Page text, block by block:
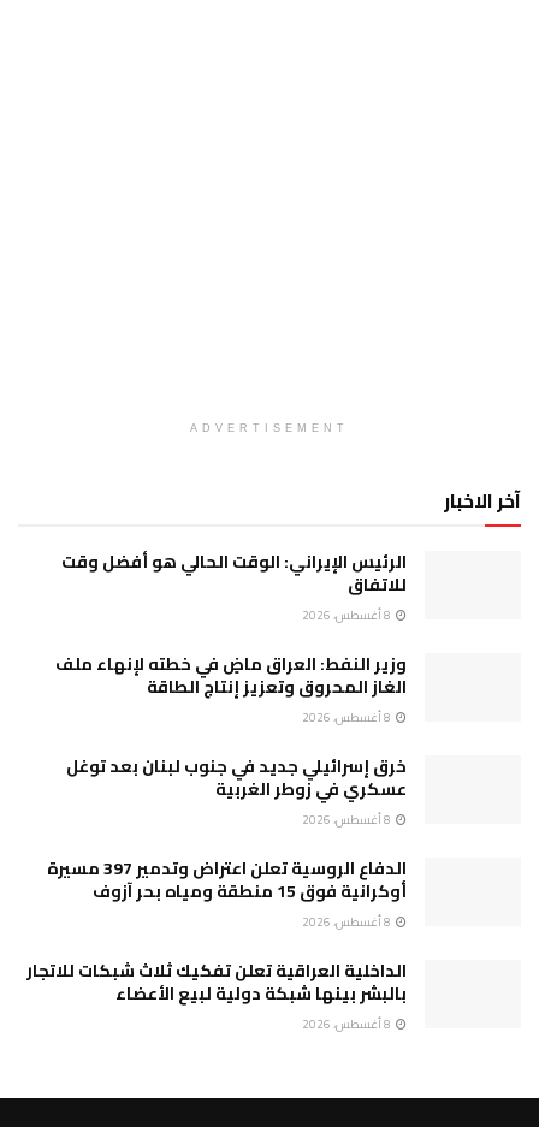
ADVERTISEMENT
آخر الاخبار
الرئيس الإيراني: الوقت الحالي هو أفضل وقت
للاتفاق
وزير النفط: العراق ماضٍ في خطته لإنهاء ملف
الغاز المحروق وتعزيز إنتاج الطاقة
خرق إسرائيلي جديد في جنوب لبنان بعد توغل
عسكري في زوطر الغربية
الدفاع الروسية تعلن اعتراض وتدمير 397 مسيرة
أوكرانية فوق 15 منطقة ومياه بحر آزوف
الداخلية العراقية تعلن تفكيك ثلاث شبكات للاتجار
بالبشر بينها شبكة دولية لبيع الأعضاء